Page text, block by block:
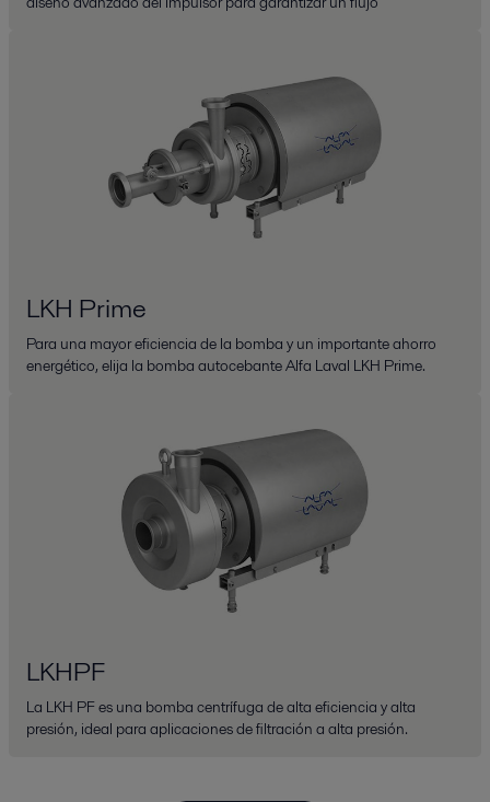
LKH Prime
Para una mayor eficiencia de la bomba y un importante ahorro
energético, elija la bomba autocebante Alfa Laval LKH Prime.
LKHPF
La LKH PF es una bomba centrífuga de alta eficiencia y alta
presión, ideal para aplicaciones de filtración a alta presión.